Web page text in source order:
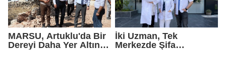
MARSU, Artuklu'da Bir
Dereyi Daha Yer Altına
İki Uzman, Tek
Merkezde Şifa